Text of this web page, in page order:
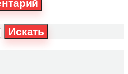
Искать